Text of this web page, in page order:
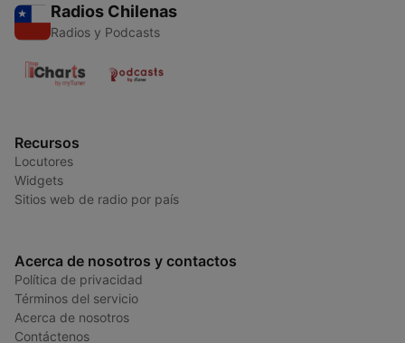
Radios Chilenas
Radios y Podcasts
Recursos
Locutores
Widgets
Sitios web de radio por país
Acerca de nosotros y contactos
Política de privacidad
Términos del servicio
Acerca de nosotros
Contáctenos